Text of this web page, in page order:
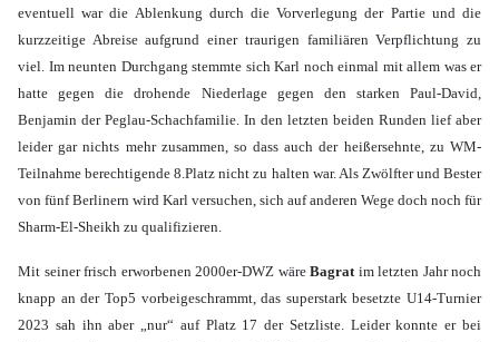
eventuell war die Ablenkung durch die Vorverlegung der Partie und die
kurzzeitige Abreise aufgrund einer traurigen familiären Verpflichtung zu
viel. Im neunten Durchgang stemmte sich Karl noch einmal mit allem was er
hatte gegen die drohende Niederlage gegen den starken Paul-David,
Benjamin der Peglau-Schachfamilie. In den letzten beiden Runden lief aber
leider gar nichts mehr zusammen, so dass auch der heißersehnte, zu WM-
Teilnahme berechtigende 8.Platz nicht zu halten war. Als Zwölfter und Bester
von fünf Berlinern wird Karl versuchen, sich auf anderen Wege doch noch für
Sharm-El-Sheikh zu qualifizieren.
Mit seiner frisch erworbenen 2000er-DWZ wäre Bagratim letzten Jahr noch
knapp an der Top5 vorbeigeschrammt, das superstark besetzte U14-Turnier
2023 sah ihn aber „nur“ auf Platz 17 der Setzliste. Leider konnte er bei